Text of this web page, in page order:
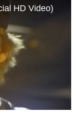
HD Video)